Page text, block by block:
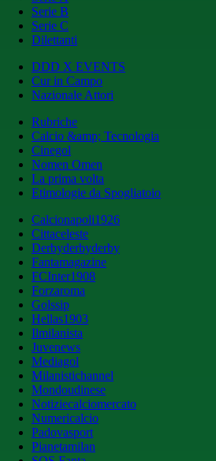
Serie B
Serie C
Dilettanti
DDD X EVENTS
Cur in Campo
Nazionale Attori
Rubriche
Calcio &amp; Tecnologia
Cinegol
Nomen Omen
La prima volta
Etimologie da Spogliatoio
Calcionapoli1926
Cittaceleste
Derbyderbyderby
Fantamagazine
FCInter1908
Forzaroma
Golssip
Hellas1903
Ilmilanista
Juvenews
Mediagol
Milanistichannel
Mondoudinese
Notiziecalciomercato
Numericalcio
Padovasport
Pianetamilan